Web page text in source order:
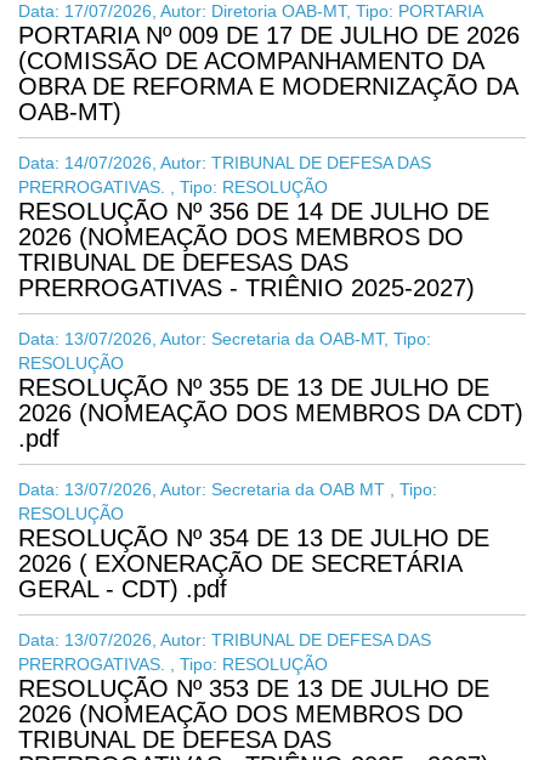
Data: 17/07/2026, Autor: Diretoria OAB-MT, Tipo: PORTARIA
PORTARIA Nº 009 DE 17 DE JULHO DE 2026
(COMISSÃO DE ACOMPANHAMENTO DA
OBRA DE REFORMA E MODERNIZAÇÃO DA
OAB-MT)
Data: 14/07/2026, Autor: TRIBUNAL DE DEFESA DAS
PRERROGATIVAS. , Tipo: RESOLUÇÃO
RESOLUÇÃO Nº 356 DE 14 DE JULHO DE
2026 (NOMEAÇÃO DOS MEMBROS DO
TRIBUNAL DE DEFESAS DAS
PRERROGATIVAS - TRIÊNIO 2025-2027)
Data: 13/07/2026, Autor: Secretaria da OAB-MT, Tipo:
RESOLUÇÃO
RESOLUÇÃO Nº 355 DE 13 DE JULHO DE
2026 (NOMEAÇÃO DOS MEMBROS DA CDT)
.pdf
Data: 13/07/2026, Autor: Secretaria da OAB MT , Tipo:
RESOLUÇÃO
RESOLUÇÃO Nº 354 DE 13 DE JULHO DE
2026 ( EXONERAÇÃO DE SECRETÁRIA
GERAL - CDT) .pdf
Data: 13/07/2026, Autor: TRIBUNAL DE DEFESA DAS
PRERROGATIVAS. , Tipo: RESOLUÇÃO
RESOLUÇÃO Nº 353 DE 13 DE JULHO DE
2026 (NOMEAÇÃO DOS MEMBROS DO
TRIBUNAL DE DEFESA DAS